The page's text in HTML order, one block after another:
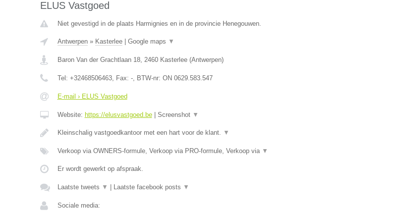
ELUS Vastgoed
Niet gevestigd in de plaats Harmignies en in de provincie Henegouwen.
Antwerpen» Kasterlee| Google maps ▼
Baron Van der Grachtlaan 18, 2460 Kasterlee(Antwerpen)
Tel: +32468506463, Fax: -, BTW-nr: ON 0629.583.547
E-mail › ELUS Vastgoed
Website: https://elusvastgoed.be| Screenshot ▼
Kleinschalig vastgoedkantoor met een hart voor de klant. ▼
Verkoop via OWNERS-formule, Verkoop via PRO-formule, Verkoop via ▼
Er wordt gewerkt op afspraak.
Laatste tweets ▼ Laatste facebook posts ▼
Sociale media: